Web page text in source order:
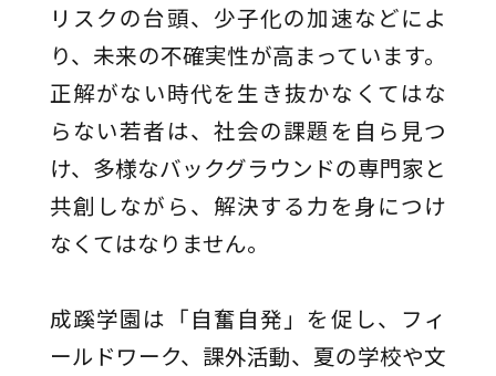
リスクの台頭、少子化の加速などによ
り、未来の不確実性が高まっています。
正解がない時代を生き抜かなくてはな
らない若者は、社会の課題を自ら見つ
け、多様なバックグラウンドの専門家と
共創しながら、解決する力を身につけ
なくてはなりません。
成蹊学園は「自奮自発」を促し、フィ
ールドワーク、課外活動、夏の学校や文